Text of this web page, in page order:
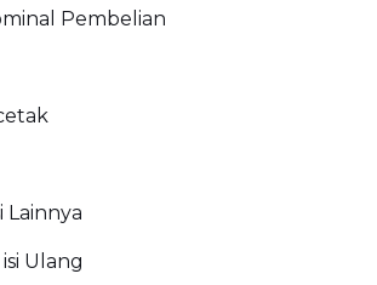
Pembelian
Lainnya
Ulang